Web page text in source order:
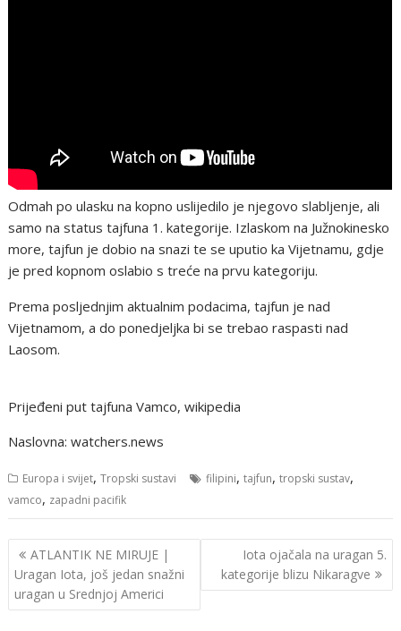
Odmah po ulasku na kopno uslijedilo je njegovo slabljenje, ali
samo na status tajfuna 1. kategorije. Izlaskom na Južnokinesko
more, tajfun je dobio na snazi te se uputio ka Vijetnamu, gdje
je pred kopnom oslabio s treće na prvu kategoriju.
Prema posljednjim aktualnim podacima, tajfun je nad
Vijetnamom, a do ponedjeljka bi se trebao raspasti nad
Laosom.
Prijeđeni put tajfuna Vamco, wikipedia
Naslovna: watchers.news
Europa i svijet,Tropski sustavi filipini,tajfun,tropski sustav,
vamco, zapadni pacifik
Navigacija
objava
ATLANTIK NE MIRUJE |
Uragan Iota, još jedan snažni
uragan u Srednjoj Americi
Iota ojačala na uragan 5.
kategorije blizu Nikaragve